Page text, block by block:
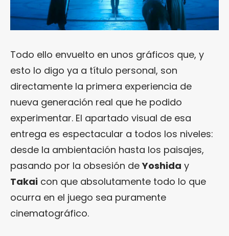
Todo ello envuelto en unos gráficos que, y
esto lo digo ya a título personal, son
directamente la primera experiencia de
nueva generación real que he podido
experimentar. El apartado visual de esa
entrega es espectacular a todos los niveles:
desde la ambientación hasta los paisajes,
pasando por la obsesión deYoshida y
Takai con que absolutamente todo lo que
ocurra en el juego sea puramente
cinematográfico.